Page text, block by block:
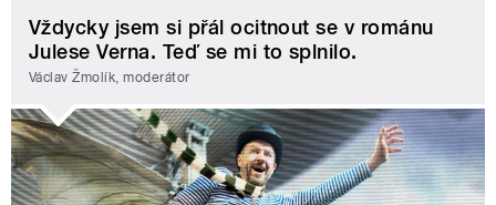
Vždycky jsem si přál ocitnout se v románu
Julese Verna. Teď se mi to splnilo.
Václav Žmolík, moderátor